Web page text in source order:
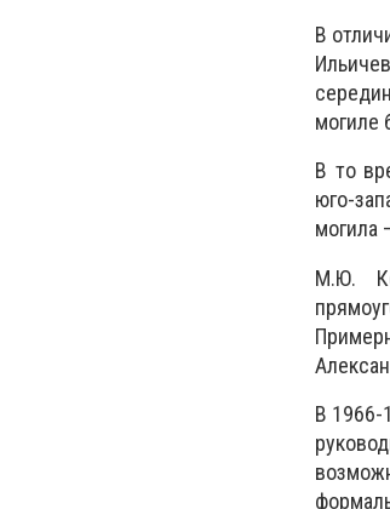
В
могиле
В то
юго-
могила
М.Ю.
В 1966-